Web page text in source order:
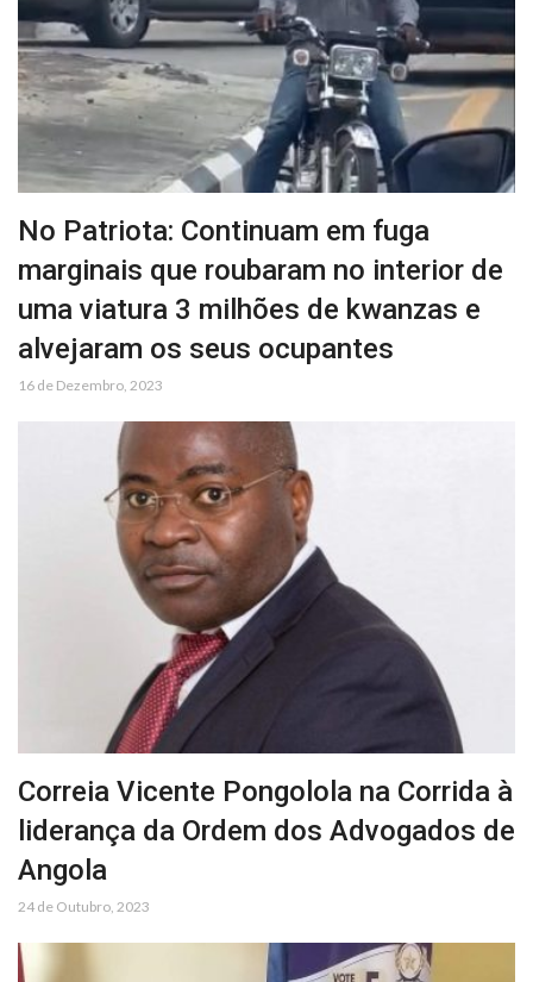
No Patriota: Continuam em fuga
marginais que roubaram no interior de
uma viatura 3 milhões de kwanzas e
alvejaram os seus ocupantes
16 de Dezembro, 2023
Correia Vicente Pongolola na Corrida à
liderança da Ordem dos Advogados de
Angola
24 de Outubro, 2023